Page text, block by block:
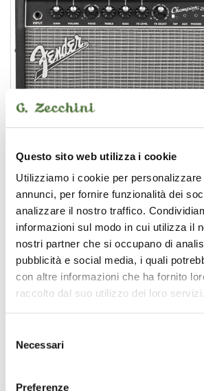
Questo sito web utilizza i cookie
Utilizziamo i cookie per
annunci, per fornire funzionalità dei
analizzare il nostro traffico.
informazioni sul modo in cui utilizza il
nostri partner che si occupano di
pubblicità e social media, i quali
con altre informazioni che ha fornito
raccolto dal suo utilizzo dei loro servizi.
delNecessari
Preferenze
Champion 20
amplificatore per chitarra
FENDER